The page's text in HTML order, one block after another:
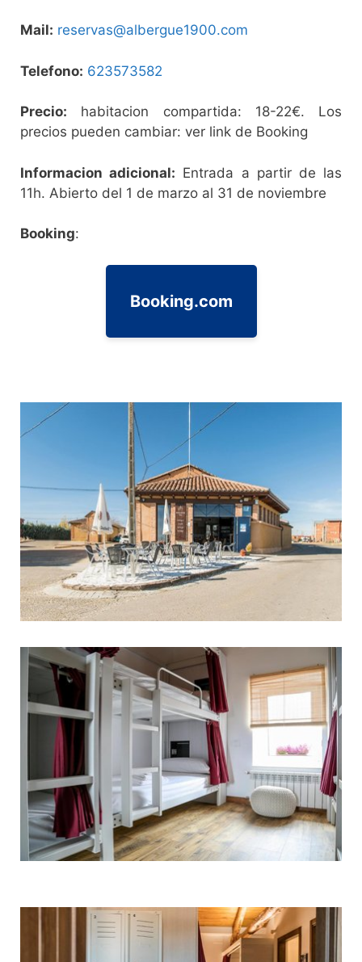
Mail: reservas@albergue1900.com
Telefono: 623573582
Precio: habitacion compartida: 18-22€. Los
precios pueden cambiar: ver link de Booking
Informacion adicional: Entrada a partir de las
11h. Abierto del 1 de marzo al 31 de noviembre
Booking:
Booking.com